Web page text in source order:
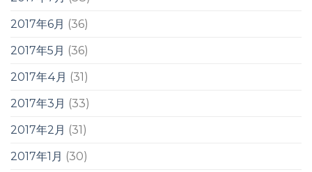
2017年6月 (36)
2017年5月 (36)
2017年4月 (31)
2017年3月 (33)
2017年2月 (31)
2017年1月 (30)